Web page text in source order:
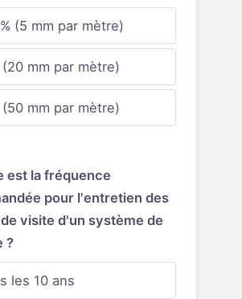
(5 mm par mètre)
(20 mm par mètre)
(50 mm par mètre)
est la fréquence
pour l'entretien des
visite d'un système de
?
les 10 ans